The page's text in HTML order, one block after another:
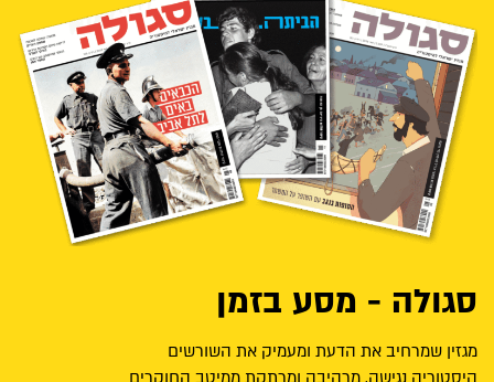
סגולה - מסע בזמן
מגזין שמרחיב את הדעת ומעמיק את השורשים